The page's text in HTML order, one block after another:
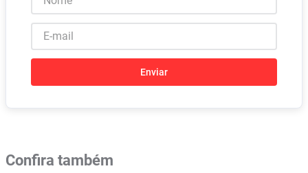
Enviar
Confira também